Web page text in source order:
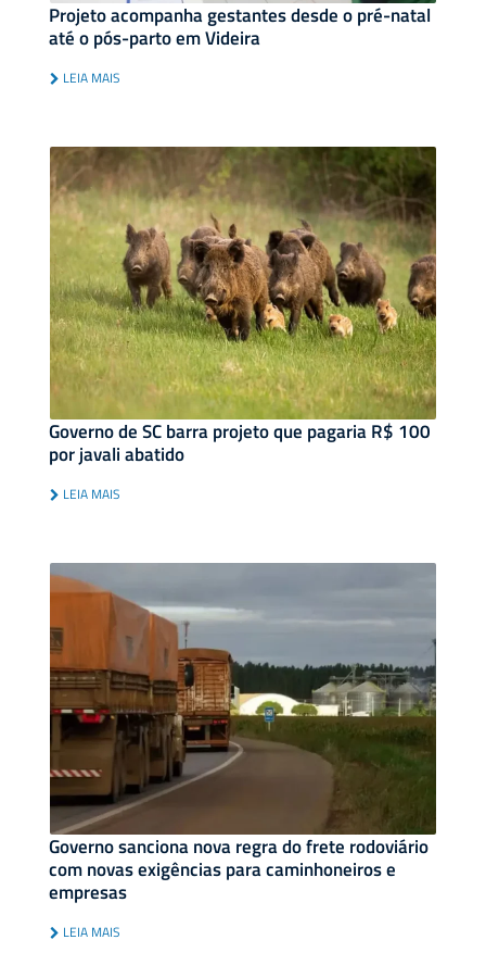
Projeto acompanha gestantes desde o pré-natal
até o pós-parto em Videira
LEIA MAIS
Governo de SC barra projeto que pagaria R$ 100
por javali abatido
LEIA MAIS
Governo sanciona nova regra do frete rodoviário
com novas exigências para caminhoneiros e
empresas
LEIA MAIS